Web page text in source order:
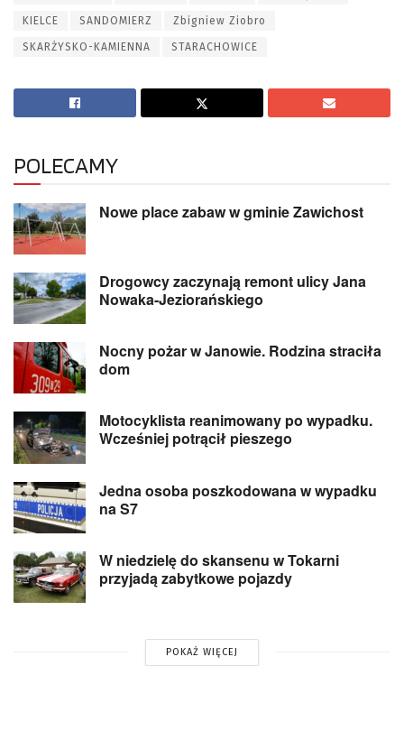
KIELCE SANDOMIERZ Zbigniew Ziobro
SKARŻYSKO-KAMIENNA STARACHOWICE
POLECAMY
Nowe place zabaw w gminie Zawichost
Drogowcy zaczynają remont ulicy Jana
Nowaka-Jeziorańskiego
Nocny pożar w Janowie. Rodzina straciła
dom
Motocyklista reanimowany po wypadku.
Wcześniej potrącił pieszego
Jedna osoba poszkodowana w wypadku
na S7
W niedzielę do skansenu w Tokarni
przyjadą zabytkowe pojazdy
POKAŻ WIĘCEJ